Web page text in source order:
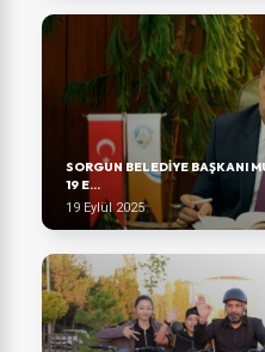
SORGUN BELEDIYE BAŞKANI
19 E...
19 Eylül 2025